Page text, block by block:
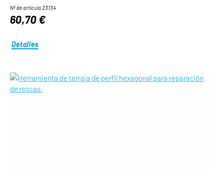
Nº de artículo 23134
60,70 €
Detalles